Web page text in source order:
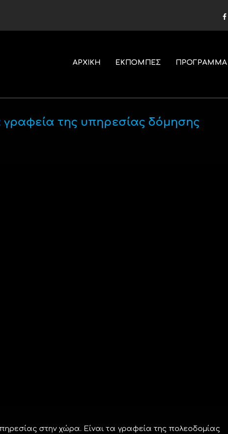
ΑΡΧΙΚΗ ΕΚΠΟΜΠΕΣ ΠΡΟΓΡΑΜΜΑ
της υπηρεσίας δόμησης
στην χώρα. Είναι τα γραφεία της πολεοδομίας